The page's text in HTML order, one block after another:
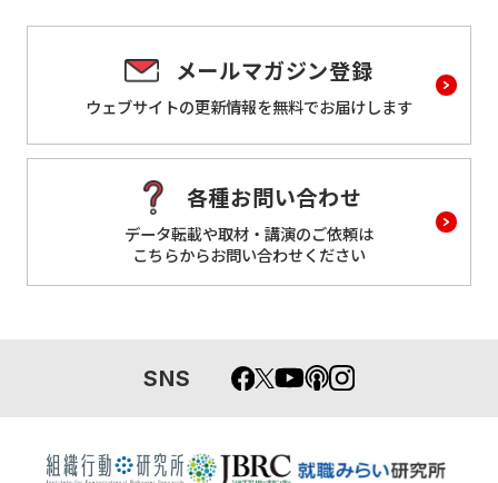
メールマガジン登録
ウェブサイトの更新情報を無料でお届けします
各種お問い合わせ
データ転載や取材・講演のご依頼は
こちらからお問い合わせください
SNS